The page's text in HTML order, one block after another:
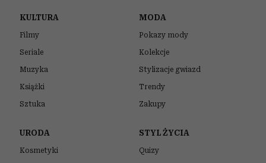
„Zwierzę jest kimś, a nie czymś” –